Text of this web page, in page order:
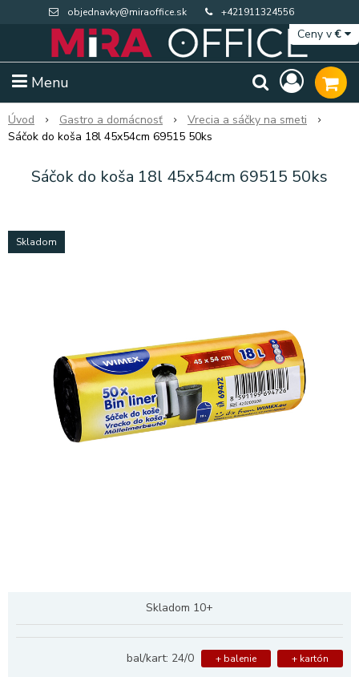
objednavky@miraoffice.sk +421911324556
Menu
Ceny v€
Úvod Gastro a domácnosť
Vrecia a sáčky na smeti
Sáčok do koša 18l 45x54cm 69515 50ks
Sáčok do koša 18l 45x54cm 69515 50ks
Skladom
Skladom 10+
bal/kart: 24/0 + balenie + kartón